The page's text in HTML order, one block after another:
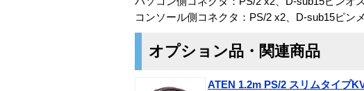
コンソール側コネクタ：PS/2 x2、D-sub15ピン
オプション品・関連商品
ATEN 1.2m PS/2 スリムタイプ